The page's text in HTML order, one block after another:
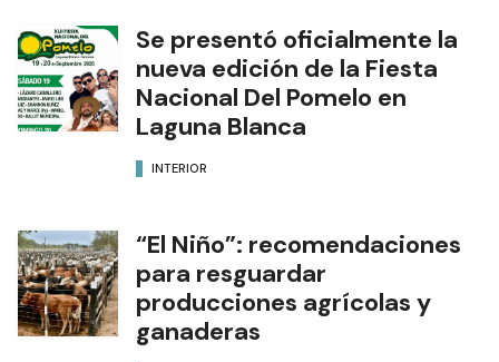
Se presentó oficialmente la
nueva edición de la Fiesta
Nacional Del Pomelo en
Laguna Blanca
INTERIOR
“El Niño”: recomendaciones
para resguardar
producciones agrícolas y
ganaderas